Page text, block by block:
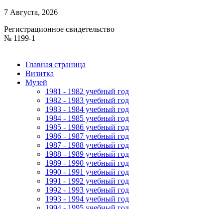
7 Августа, 2026
Регистрационное свидетельство
№ 1199-1
Главная страница
Визитка
Музей
1981 - 1982 учебный год
1982 - 1983 учебный год
1983 - 1984 учебный год
1984 - 1985 учебный год
1985 - 1986 учебный год
1986 - 1987 учебный год
1987 - 1988 учебный год
1988 - 1989 учебный год
1989 - 1990 учебный год
1990 - 1991 учебный год
1991 - 1992 учебный год
1992 - 1993 учебный год
1993 - 1994 учебный год